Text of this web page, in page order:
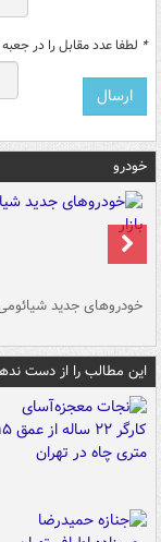
* لطفا عدد مقابل را در
خودرو
خودروهای جدید شیائومی
این مطالب را از دست